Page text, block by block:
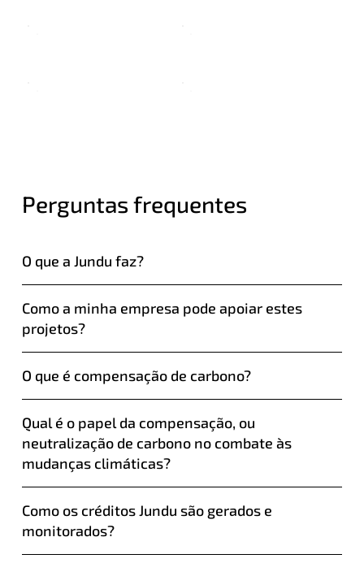
Perguntas frequentes
O que a Jundu faz?
Como a minha empresa pode apoiar estes
projetos?
O que é compensação de carbono?
Qual é o papel da compensação, ou
neutralização de carbono no combate às
mudanças climáticas?
Como os créditos Jundu são gerados e
monitorados?